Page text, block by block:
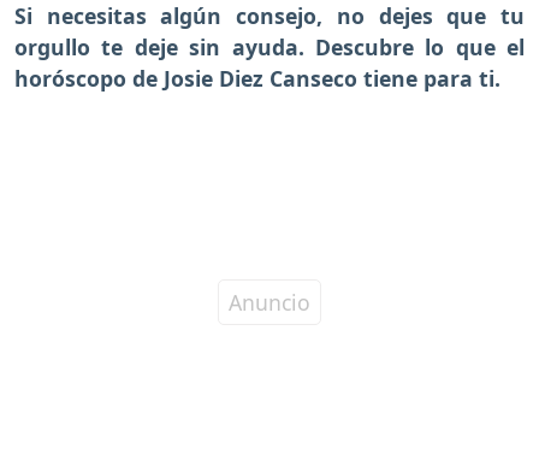
Si necesitas algún consejo, no dejes que tu
orgullo te deje sin ayuda. Descubre lo que el
horóscopo de Josie Diez Canseco tiene para ti.